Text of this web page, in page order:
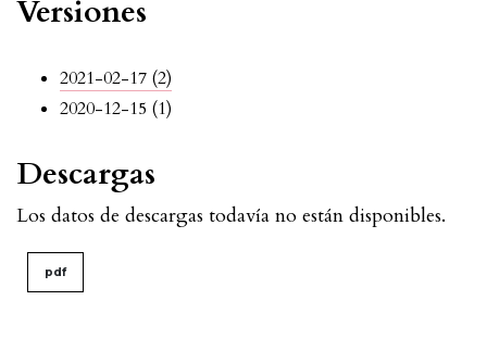
Versiones
2021-02-17 (2)
2020-12-15 (1)
pdf
Descargas
Los datos de descargas todavía no están disponibles.